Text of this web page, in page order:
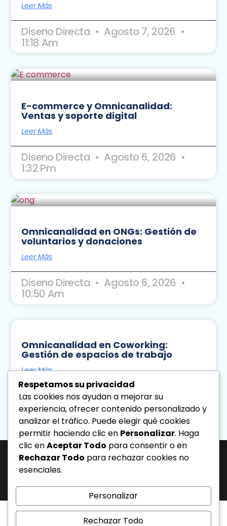
Leer Más
Diseno Directa Agosto 7, 2026
11:18 Am
E-commerce y Omnicanalidad:
Ventas y soporte digital
Leer Más
Diseno Directa Agosto 6, 2026
1:32 Pm
Omnicanalidad en ONGs: Gestión de
voluntarios y donaciones
Leer Más
Diseno Directa Agosto 6, 2026
10:50 Am
Omnicanalidad en Coworking:
Gestión de espacios de trabajo
Leer Más
Diseno Directa Agosto 6, 2026
10:42 Am
« Previo
Siguiente »
J-31463317-1 | Corporación de Mercadeo Emotivo, C.A.
Todos los derechos reservados.
Respetamos su privacidad
Las cookies nos ayudan a mejorar su
experiencia, ofrecer contenido personalizado y
analizar el tráfico. Puede elegir qué cookies
permitir haciendo clic en Personalizar. Haga
clic enAceptar Todo para consentir o en
Rechazar Todo para rechazar cookies no
esenciales.
Personalizar
Rechazar Todo